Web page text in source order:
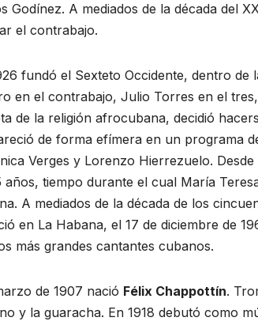
BAÑOS
in
a las
DE 2026
GONZÁLEZ
cubanos
regresan de
Montreal
nueve
medallas y
cupos para
16 DE JULIO DE 2026
ADIAN ACEVEDO
NO HAY COMENTARIOS
Godínez. A mediados de la década del
el contrabajo.
fundó el Sexteto Occidente, dentro
en el contrabajo, Julio Torres en el
de la religión afrocubana, decidió
de forma efímera en un programa
Verges y Lorenzo Hierrezuelo.
años, tiempo durante el cual María
A mediados de la década de los
en La Habana, el 17 de diciembre de
más grandes cantantes cubanos.
de 1907 nació Félix Chappottín.
y la guaracha. En 1918 debutó como